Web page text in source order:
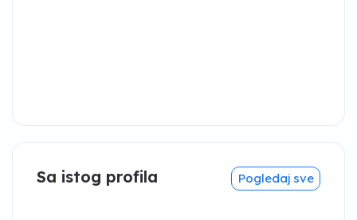
Sa istog profila Pogledaj sve